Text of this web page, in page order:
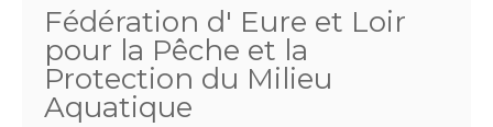
Fédération d' Eure et Loir
pour la Pêche et la
Protection du Milieu
Aquatique